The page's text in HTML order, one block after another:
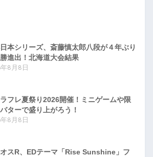
本シリーズ、斎藤慎太郎八段が４年ぶり
進出！北海道大会結果
8月8日
フレ夏祭り2026開催！ミニゲームや限
ターで盛り上がろう！
8月8日
スR、EDテーマ「Rise Sunshine」フ